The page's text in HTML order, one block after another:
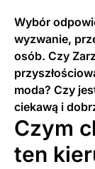
Wybór
wyzwanie,
osób. Czy
moda? Czy
ciekawą i
Czym
ten